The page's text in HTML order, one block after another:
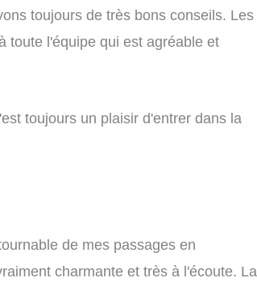
toujours de très bons conseils. Les
toute l'équipe qui est agréable et
toujours un plaisir d'entrer dans la
de mes passages en
charmante et très à l'écoute. La